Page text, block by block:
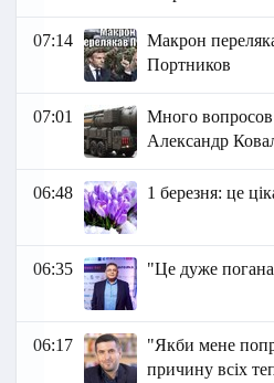
07:14
Макрон
Портников
07:01
Много
Александр
06:48 1 березня: це
06:35 "Це дуже
06:17
"Якби мене
причину всіх